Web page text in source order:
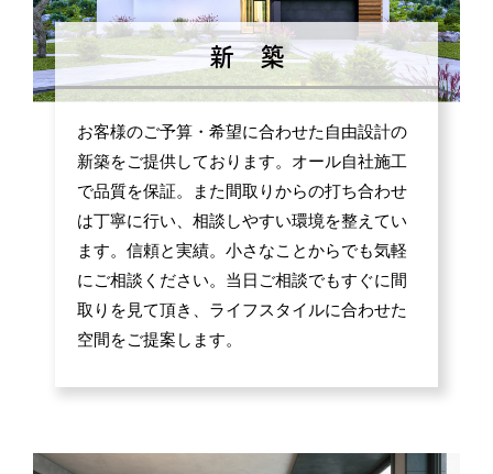
新 築
お客様のご予算・希望に合わせた自由設計の
新築をご提供しております。オール自社施工
で品質を保証。また間取りからの打ち合わせ
は丁寧に行い、相談しやすい環境を整えてい
ます。信頼と実績。小さなことからでも気軽
にご相談ください。当日ご相談でもすぐに間
取りを見て頂き、ライフスタイルに合わせた
空間をご提案します。